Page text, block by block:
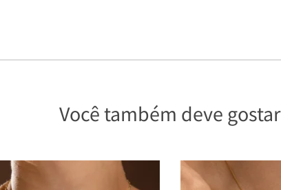
Você também deve gostar